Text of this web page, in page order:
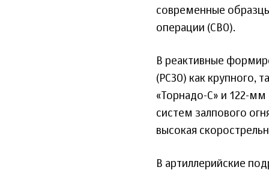
современные
операции (СВО).
В реактивные
(РСЗО) как крупного,
«Торнадо-С» и 122-
систем залпового
высокая
В артиллерийские